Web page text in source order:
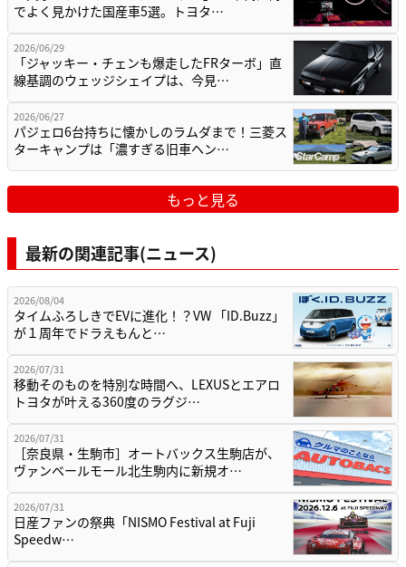
でよく見かけた国産車5選。トヨタ…
2026/06/29
「ジャッキー・チェンも爆走したFRターボ」直
線基調のウェッジシェイプは、今見…
2026/06/27
パジェロ6台持ちに懐かしのラムダまで！三菱ス
ターキャンプは「濃すぎる旧車ヘン…
もっと見る
最新の関連記事(ニュース)
2026/08/04
タイムふろしきでEVに進化！？VW 「ID.Buzz」
が１周年でドラえもんと…
2026/07/31
移動そのものを特別な時間へ、LEXUSとエアロ
トヨタが叶える360度のラグジ…
2026/07/31
［奈良県・生駒市］オートバックス生駒店が、
ヴァンベールモール北生駒内に新規オ…
2026/07/31
日産ファンの祭典「NISMO Festival at Fuji
Speedw…